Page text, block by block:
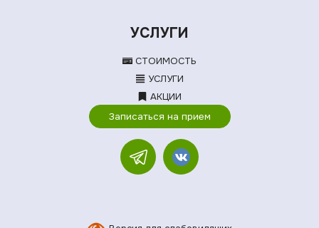
УСЛУГИ
СТОИМОСТЬ
УСЛУГИ
АКЦИИ
Записаться на прием